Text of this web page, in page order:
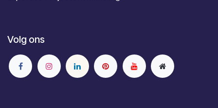
Volg ons